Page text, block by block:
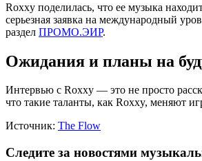
Roxxy поделилась, что ее музыка
серьезная заявка на международный
раздел ПРОМО.ЭИР.
Ожидания и планы на
Интервью с Roxxy — это не просто
что такие таланты, как Roxxy, меняют
Источник: The Flow
Следите за новостями